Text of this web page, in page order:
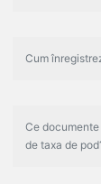
Cum
Ce
de taxa de